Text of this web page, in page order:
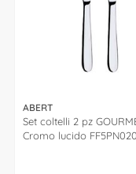
ABERT
Set coltelli 2 pz
Cromo lucido